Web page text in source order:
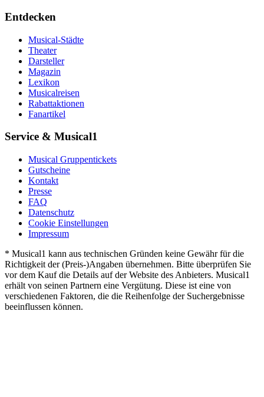
Entdecken
Musical-Städte
Theater
Darsteller
Magazin
Lexikon
Musicalreisen
Rabattaktionen
Fanartikel
Service & Musical1
Musical Gruppentickets
Gutscheine
Kontakt
Presse
FAQ
Datenschutz
Cookie Einstellungen
Impressum
* Musical1 kann aus technischen Gründen keine Gewähr für die
Richtigkeit der (Preis-)Angaben übernehmen. Bitte überprüfen Sie
vor dem Kauf die Details auf der Website des Anbieters. Musical1
erhält von seinen Partnern eine Vergütung. Diese ist eine von
verschiedenen Faktoren, die die Reihenfolge der Suchergebnisse
beeinflussen können.